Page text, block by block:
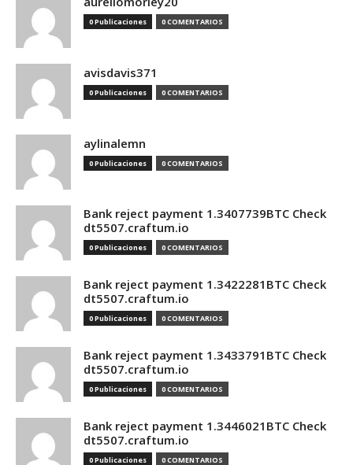
0 Publicaciones 0 COMENTARIOS
avisdavis371
0 Publicaciones 0 COMENTARIOS
aylinalemn
0 Publicaciones 0 COMENTARIOS
Bank reject payment 1.3407739BTC Check
dt5507.craftum.io
0 Publicaciones 0 COMENTARIOS
Bank reject payment 1.3422281BTC Check
dt5507.craftum.io
0 Publicaciones 0 COMENTARIOS
Bank reject payment 1.3433791BTC Check
dt5507.craftum.io
0 Publicaciones 0 COMENTARIOS
Bank reject payment 1.3446021BTC Check
dt5507.craftum.io
0 Publicaciones 0 COMENTARIOS